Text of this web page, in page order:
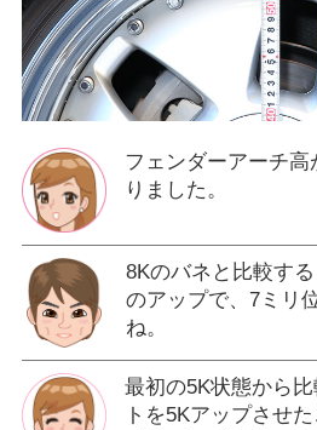
フェンダーアーチ
りました。
8Kのバネと比較す
のアップで、7ミリ
ね。
最初の5K状態から
トを5Kアップさせ